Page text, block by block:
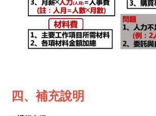
四、補充說明